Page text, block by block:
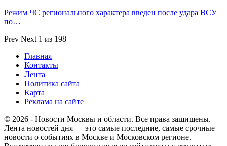
Режим ЧС регионального характера введен после удара ВСУ
по…
Prev Next 1 из 198
Главная
Контакты
Лента
Политика сайта
Карта
Реклама на сайте
© 2026 - Новости Москвы и области. Все права защищены.
Лента новостей дня — это самые последние, самые срочные
новости о событиях в Москве и Московском регионе.